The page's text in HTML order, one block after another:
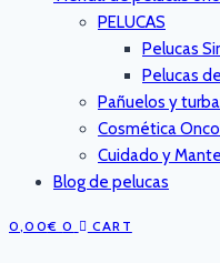
PELUCAS
Pelucas
Pelucas
Pañuelos y
Cosmética
Cuidado y
Blog de pelucas
0,00€ 0 CART